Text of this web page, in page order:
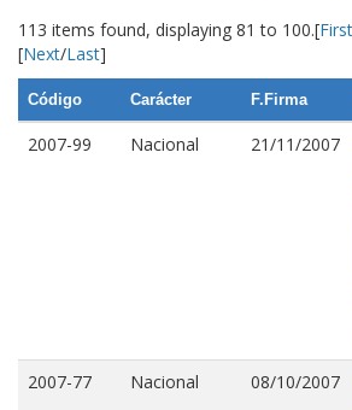
113 items found, displaying 81 to 100.[First
[Next/Last]
Código Carácter F.Firma
2007-99 Nacional 21/11/2007
2007-77 Nacional 08/10/2007